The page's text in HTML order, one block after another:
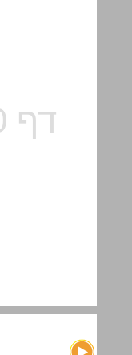
יהושע ... 11